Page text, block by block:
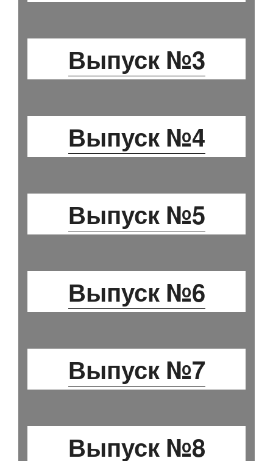
Выпуск №3
Выпуск №4
Выпуск №5
Выпуск №6
Выпуск №7
Выпуск №8